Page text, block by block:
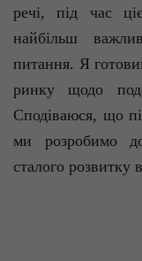
речі, під час
найбільш
питання. Я
ринку щодо
Сподіваюся, що
ми розробимо
сталого розвитку